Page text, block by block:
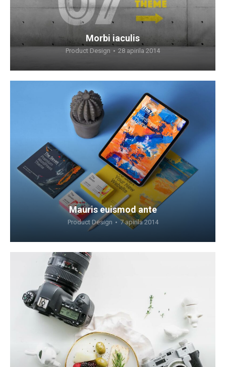
Morbi iaculis
Product Design 28 apirila 2014
Mauris euismod ante
Product Design 7 apirila 2014